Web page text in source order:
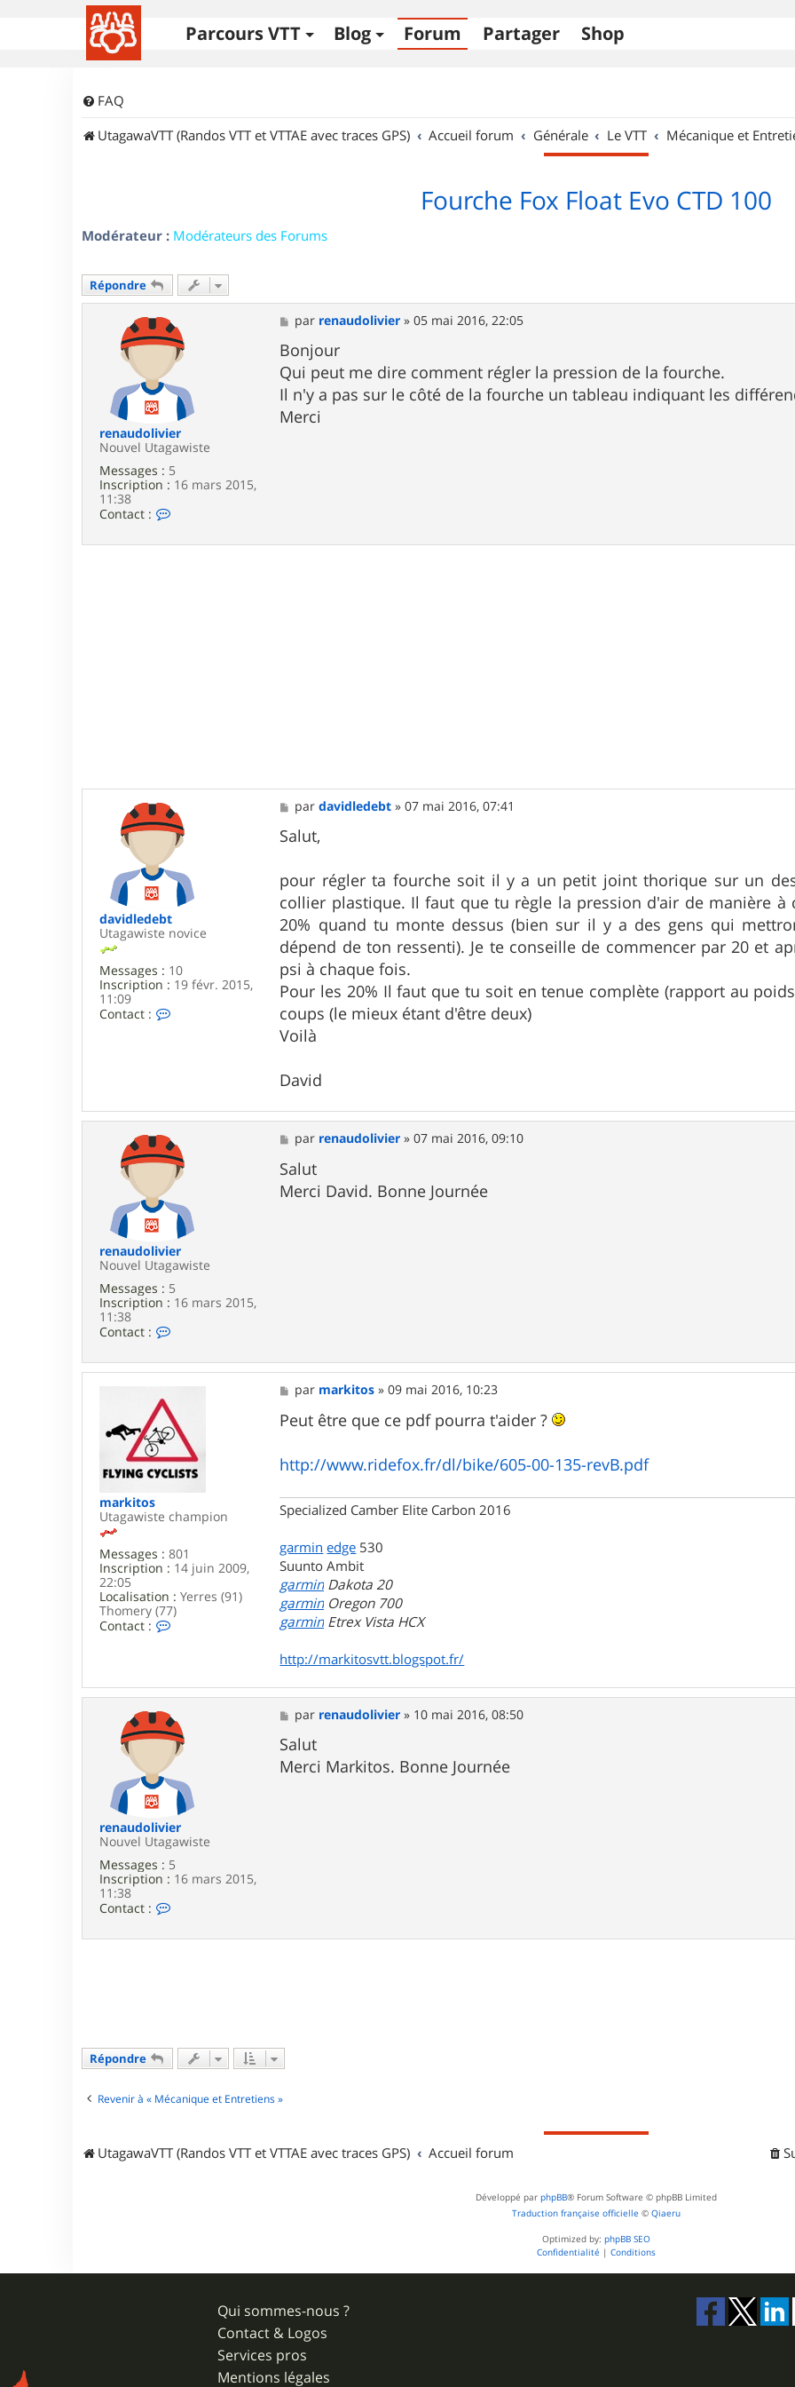
Parcours VTT Blog Forum Partager Shop
FAQ
UtagawaVTT (Randos VTT et VTTAE avec traces GPS)
Accueil forum Générale Le VTT Mécanique et
Fourche Fox Float Evo CTD 100
Modérateur : Modérateurs des Forums
Répondre
renaudolivier
Nouvel Utagawiste
Messages : 5
Inscription : 16 mars 2015,
11:38
Contact :
r
M
e
s
s
a
g
e
par renaudolivier »05 mai 2016, 22:05
Bonjour
Qui peut me dire comment régler la pression de la fourche.
Il n'y a pas sur le côté de la fourche un tableau indiquant les
Merci
davidledebt
Utagawiste novice
Messages : 10
Inscription : 19 févr. 2015,
11:09
Contact :
e
r
d
a
v
i
l
e
d
e
b
t
M
e
s
s
g
e
pardavidledebt »07 mai 2016, 07:41
Salut,
pour régler ta fourche soit il y a un petit joint thorique sur un
collier plastique. Il faut que tu règle la pression d'air de manière à
20% quand tu monte dessus (bien sur il y a des gens qui
dépend de ton ressenti). Je te conseille de commencer par 20 et
psi à chaque fois.
Pour les 20% Il faut que tu soit en tenue complète (rapport au
coups (le mieux étant d'être deux)
Voilà
David
renaudolivier
Nouvel Utagawiste
Messages : 5
Inscription : 16 mars 2015,
11:38
Contact :
t
t
e
r
r
e
u
l
i
i
e
M
e
s
s
a
par renaudolivier »07 mai 2016, 09:10
Salut
Merci David. Bonne Journée
markitos
Utagawiste champion
Messages : 801
Inscription : 14 juin 2009,
22:05
Localisation : Yerres (91)
Thomery (77)
Contact :
c
e
r
m
a
r
k
t
o
s
M
e
s
s
g
e
par markitos »09 mai 2016, 10:23
Peut être que ce pdf pourra t'aider ?
http://www.ridefox.fr/dl/bike/605-00-135-revB.pdf
Specialized Camber Elite Carbon 2016
garmin edge 530
Suunto Ambit
garmin Dakota 20
garmin Oregon 700
garmin Etrex Vista HCX
http://markitosvtt.blogspot.fr/
renaudolivier
Nouvel Utagawiste
Messages : 5
Inscription : 16 mars 2015,
11:38
Contact :
e
d
i
v
M
e
s
s
a
par renaudolivier » 10 mai 2016, 08:50
Salut
Merci Markitos. Bonne Journée
Répondre
Revenir à « Mécanique et Entretiens »
UtagawaVTT (Randos VTT et VTTAE avec traces GPS) Accueil forum
Développé par phpBB® Forum Software © phpBB Limited
Traduction française officielle © Qiaeru
Optimized by: phpBB SEO
Confidentialité | Conditions
Qui sommes-nous ?
Contact & Logos
Services pros
Mentions légales